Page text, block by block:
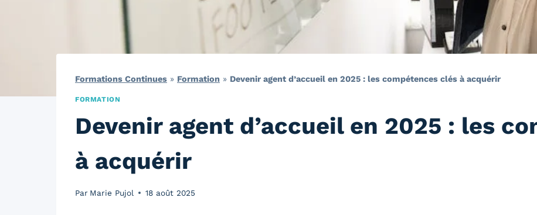
Formations Continues » Formation » Devenir agent d’accueil en 2025 : les compétences clés à acquérir
FORMATION
Devenir agent d’accueil en 2025 : les
à acquérir
Par Marie Pujol 18 août 2025